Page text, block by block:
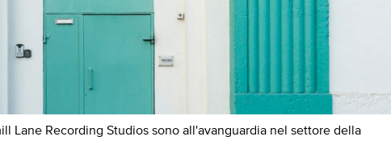
Lane Recording Studios sono all'avanguardia nel settore della